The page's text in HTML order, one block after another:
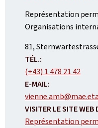
Représentation
Organisations
ADRESSE
:
81,
TÉL.:
(+43) 1 478 21 42
E-MAIL:
VISITER LE SITE WEB
Représentation